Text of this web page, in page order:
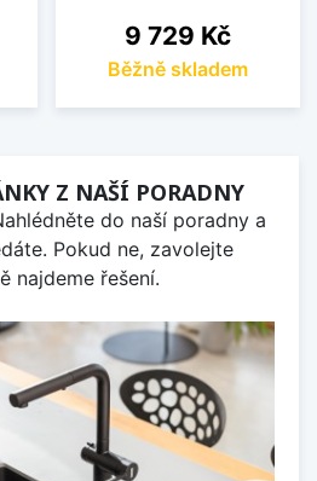
Cena
9 729 Kč
Běžně skladem
Z NAŠÍ PORADNY
do naší poradny a
Pokud ne, zavolejte
najdeme řešení.